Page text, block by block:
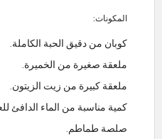
المكونات:
كوبان من دقيق الحبة الكاملة.
ملعقة صغيرة من الخميرة.
ملعقة كبيرة من زيت الزيتون.
كمية مناسبة من الماء الدافئ
صلصة طماطم.